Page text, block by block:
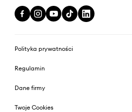
Polityka prywatności
Regulamin
Dane firmy
Twoje Cookies